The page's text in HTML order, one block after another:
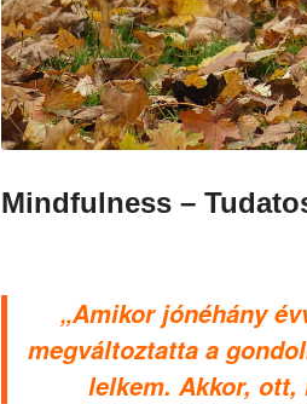
Mindfulness –
„Amikor jónéhány
megváltoztatta a
lelkem. Akkor, ott,